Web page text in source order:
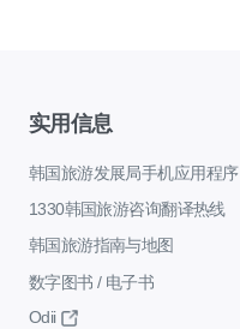
实用信息
韩国旅游发展局手机应用程序
1330韩国旅游咨询翻译热线
韩国旅游指南与地图
数字图书 / 电子书
Odii